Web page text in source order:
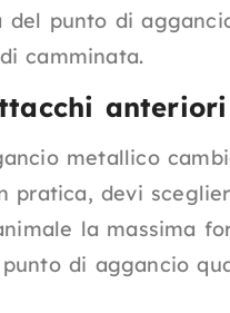
del punto di
camminata.
metallico
pratica, devi
la massima
di aggancio